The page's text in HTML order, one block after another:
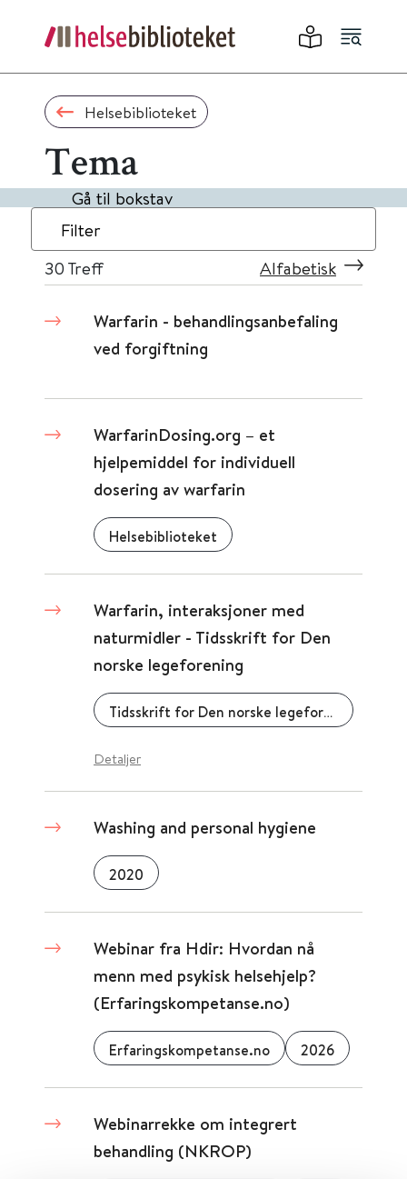
Helsebiblioteket
Tema
Gå til bokstav
Filter
30 Treff Alfabetisk
Warfarin - behandlingsanbefaling
ved forgiftning
WarfarinDosing.org – et
hjelpemiddel for individuell
dosering av warfarin
Helsebiblioteket
Warfarin, interaksjoner med
naturmidler - Tidsskrift for Den
norske legeforening
Tidsskrift for Den norske legeforening
Detaljer
Washing and personal hygiene
2020
Webinar fra Hdir: Hvordan nå
menn med psykisk helsehjelp?
(Erfaringskompetanse.no)
Erfaringskompetanse.no 2026
Webinarrekke om integrert
behandling (NKROP)